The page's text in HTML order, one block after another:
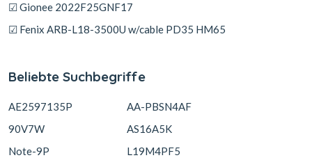
☑ Gionee 2022F25GNF17
☑ Fenix ARB-L18-3500U w/cable PD35 HM65
Beliebte Suchbegriffe
AE2597135P
90V7W
Note-9P
AA-PBSN4AF
AS16A5K
L19M4PF5